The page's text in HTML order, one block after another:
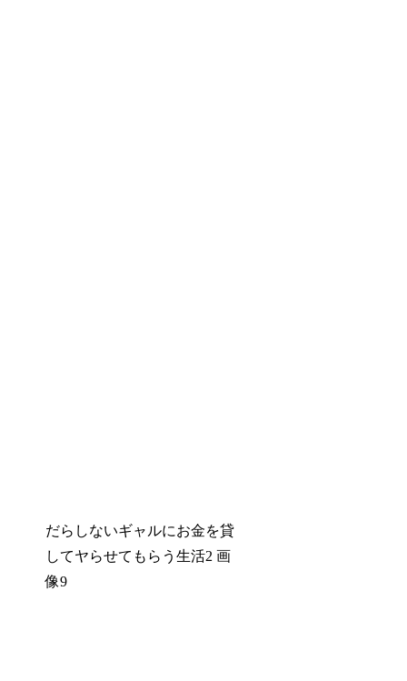
だらしないギャルにお金を貸
してヤらせてもらう生活2 画
像9